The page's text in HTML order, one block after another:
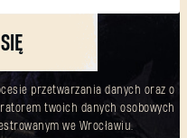
przetwarzania danych oraz o
twoich danych osobowych
we Wrocławiu.